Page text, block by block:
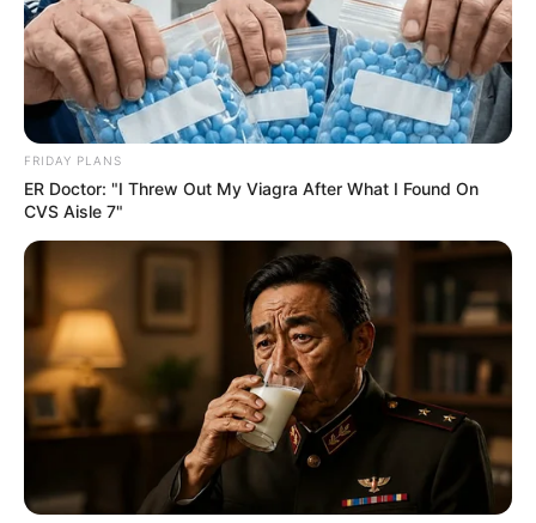
FRIDAY PLANS
ER Doctor: "I Threw Out My Viagra After What I Found On
CVS Aisle 7"